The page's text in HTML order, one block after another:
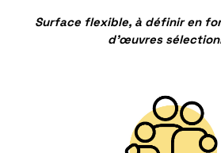
Surface flexible, à définir en
d’œuvres